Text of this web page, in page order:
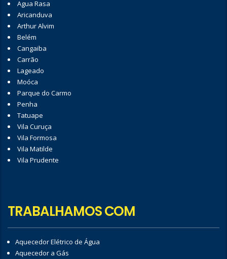
Agua Rasa
Aricanduva
Arthur Alvim
Belém
Cangaiba
Carrão
Lageado
Moóca
Parque do Carmo
Penha
Tatuape
Vila Curuça
Vila Formosa
Vila Matilde
Vila Prudente
TRABALHAMOS COM
Aquecedor Elétrico de Água
Aquecedor a Gás